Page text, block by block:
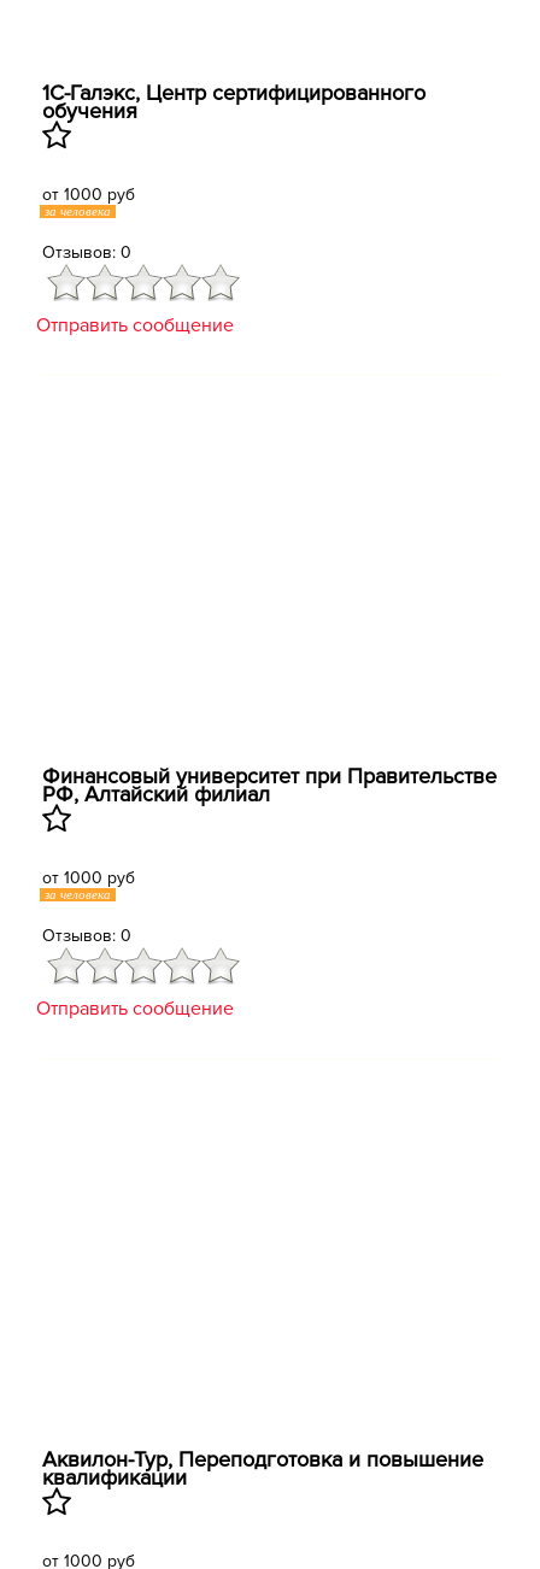
1С-Галэкс, Центр сертифицированного
обучения
от 1000 руб
за человека
Отзывов: 0
Отправить сообщение
Финансовый университет при Правительстве
РФ, Алтайский филиал
от 1000 руб
за человека
Отзывов: 0
Отправить сообщение
Аквилон-Тур, Переподготовка и повышение
квалификации
от 1000 руб